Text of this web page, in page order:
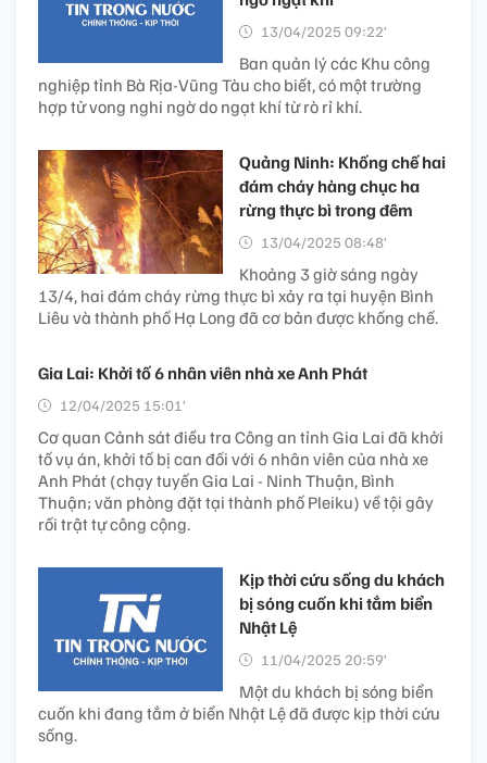
13/04/2025 09:22’
Ban quản lý các Khu công
nghiệp tỉnh Bà Rịa-Vũng Tàu cho biết, có một trường
hợp tử vong nghi ngờ do ngạt khí từ rò rỉ khí.
Quảng Ninh: Khống chế hai
đám cháy hàng chục ha
rừng thực bì trong đêm
13/04/2025 08:48’
Khoảng 3 giờ sáng ngày
13/4, hai đám cháy rừng thực bì xảy ra tại huyện Bình
Liêu và thành phố Hạ Long đã cơ bản được khống chế.
Gia Lai: Khởi tố 6 nhân viên nhà xe Anh Phát
12/04/2025 15:01’
Cơ quan Cảnh sát điều tra Công an tỉnh Gia Lai đã khởi
tố vụ án, khởi tố bị can đối với 6 nhân viên của nhà xe
Anh Phát (chạy tuyến Gia Lai - Ninh Thuận, Bình
Thuận; văn phòng đặt tại thành phố Pleiku) về tội gây
rối trật tự công cộng.
Kịp thời cứu sống du khách
bị sóng cuốn khi tắm biển
Nhật Lệ
11/04/2025 20:59’
Một du khách bị sóng biển
cuốn khi đang tắm ở biển Nhật Lệ đã được kịp thời cứu
sống.